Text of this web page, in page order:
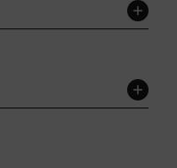
diamanten. Zo
en kwaliteit, maar ook
jullie stap voor stap